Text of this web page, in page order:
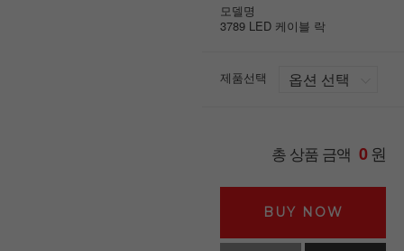
모델명
3789 LED 케이블 락
제품선택
총 상품 금액 0원
BUY NOW